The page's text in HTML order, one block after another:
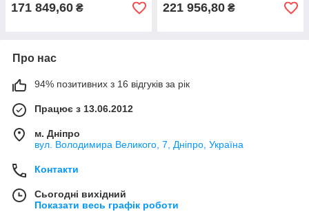
171 849,60 ₴ 221 956,80 ₴
Про нас
94% позитивних з 16 відгуків за рік
Працює з 13.06.2012
м. Дніпро
вул. Володимира Великого, 7, Дніпро, Україна
Контакти
Сьогодні вихідний
Показати весь графік роботи